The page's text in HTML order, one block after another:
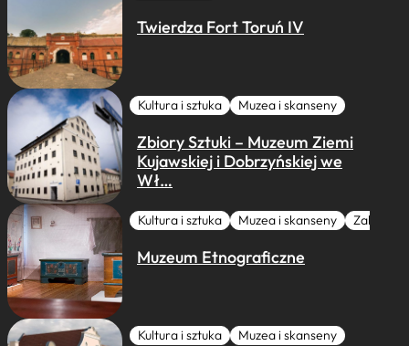
Twierdza Fort Toruń IV
Kultura i sztuka Muzea i skanseny
Zbiory Sztuki – Muzeum Ziemi
Kujawskiej i Dobrzyńskiej we
Wł…
Kultura i sztuka Muzea i skanseny Zabytki I
Muzeum Etnograficzne
Kultura i sztuka Muzea i skanseny